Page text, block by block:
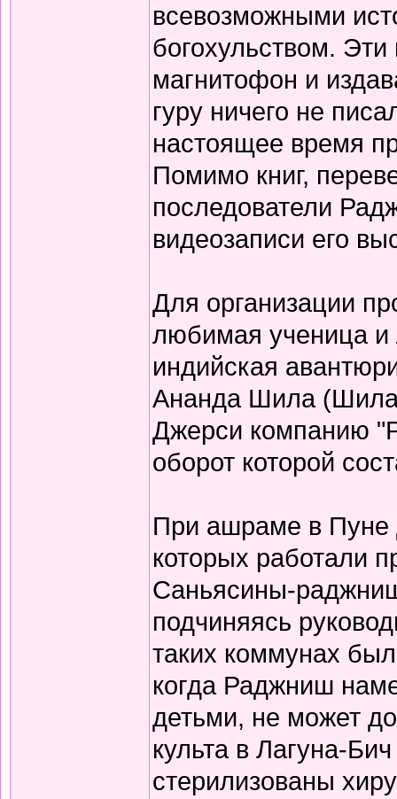
всевозможными
богохульством.
магнитофон и
гуру ничего не
настоящее время
Помимо книг,
последователи
видеозаписи его
Для организации
любимая ученица
индийская
Ананда Шила
Джерси компанию
оборот которой
При ашраме в Пуне
которых работали
Саньясины-
подчиняясь
таких коммунах
когда Раджниш
детьми, не может
культа в Лагуна-
стерилизованы